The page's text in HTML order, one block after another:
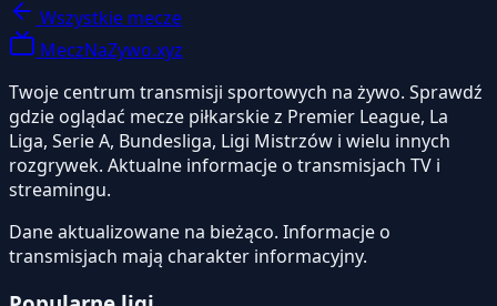
Wszystkie mecze
MeczNaZywo.xyz
Twoje centrum transmisji sportowych na żywo. Sprawdź
gdzie oglądać mecze piłkarskie z Premier League, La
Liga, Serie A, Bundesliga, Ligi Mistrzów i wielu innych
rozgrywek. Aktualne informacje o transmisjach TV i
streamingu.
Dane aktualizowane na bieżąco. Informacje o
transmisjach mają charakter informacyjny.